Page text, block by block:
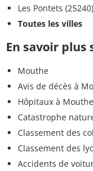
Les Pontets (25240)
Toutes les villes
En savoir plus
Mouthe
Avis de décès à
Hôpitaux à Mouthe
Catastrophe
Classement des
Classement des
Accidents de